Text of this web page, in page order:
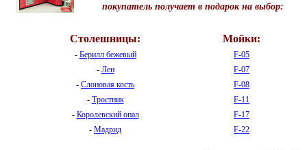
покупатель получает в подарок на выбор:
Столешницы: Мойки:
- Берилл бежевый
F-05
- Лен
F-07
- Слоновая кость
F-08
- Тростник
F-11
- Королевский опал
F-17
- Мадрид F-22